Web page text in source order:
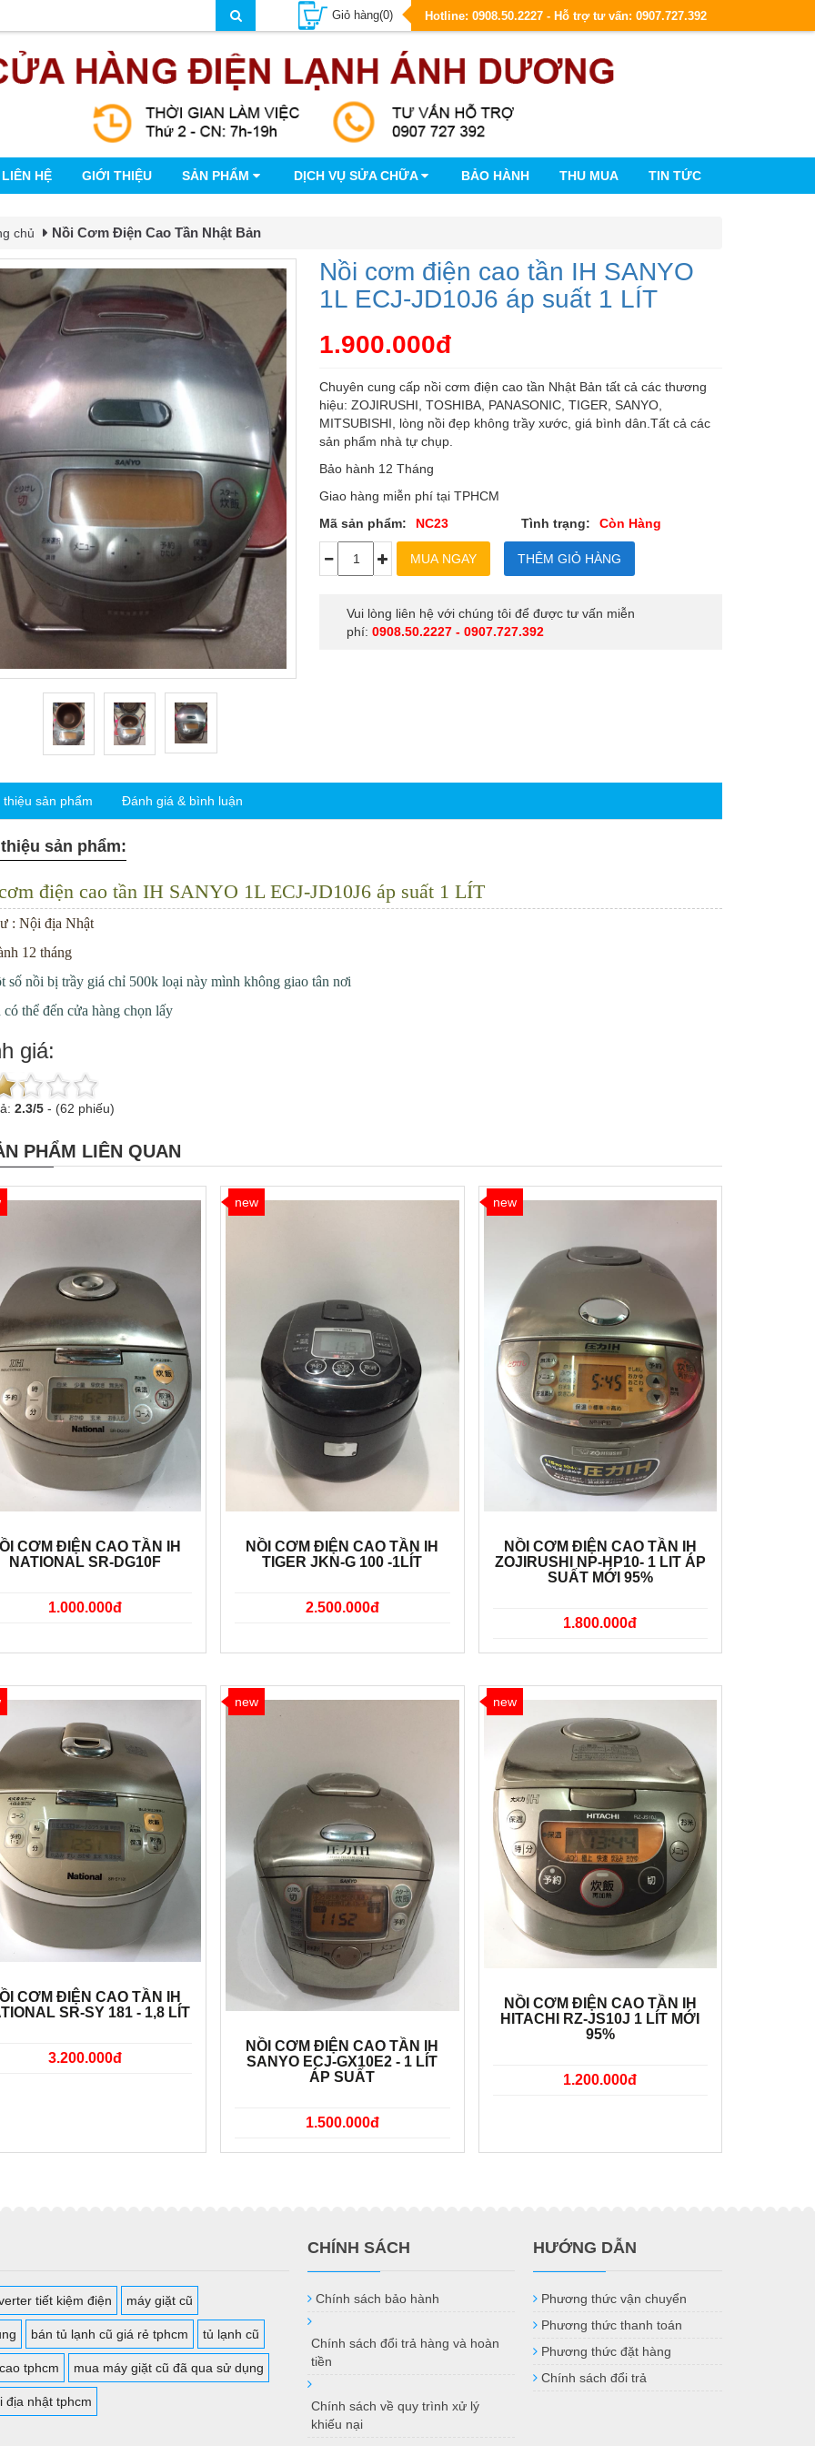
Giỏ hàng(0) Hotline: 0908.50.2227 - Hỗ trợ tư vấn: 0907.727.392
LIÊN HỆ GIỚI THIỆU SẢN PHẨM DỊCH VỤ SỬA CHỮA BẢO HÀNH THU MUA TIN TỨC
chủ Nồi Cơm Điện Cao Tần Nhật Bản
Nồi cơm điện cao tần IH SANYO
1L ECJ-JD10J6 áp suất 1 LÍT
1.900.000đ
Chuyên cung cấp nồi cơm điện cao tần Nhật Bản tất cả các thương
hiệu: ZOJIRUSHI, TOSHIBA, PANASONIC, TIGER, SANYO,
MITSUBISHI, lòng nồi đẹp không trầy xước, giá bình dân.Tất cả các
sản phẩm nhà tự chụp.
Bảo hành 12 Tháng
Giao hàng miễn phí tại TPHCM
Mã sản phẩm:
NC23 Tình trạng: Còn Hàng
Vui lòng liên hệ với chúng tôi để được tư vấn miễn
phí:0908.50.2227 - 0907.727.392
thiệu sản phẩm Đánh giá & bình luận
sản phẩm:
điện cao tần IH SANYO 1L ECJ-JD10J6 áp suất 1 LÍT
: Nội địa Nhật
12 tháng
số nồi bị trầy giá chỉ 500k loại này mình không giao tân nơi
thể đến cửa hàng chọn lấy
giá:
2.3/5 - (62 phiếu)
PHẨM LIÊN QUAN
CƠM ĐIỆN CAO TẦN IH
NATIONAL SR-DG10F
1.000.000đ
new
NỒI CƠM ĐIỆN CAO TẦN IH
TIGER JKN-G 100 -1LÍT
2.500.000đ
new
NỒI CƠM ĐIỆN CAO TẦN IH
ZOJIRUSHI NP-HP10- 1 LIT ÁP
SUẤT MỚI 95%
1.800.000đ
CƠM ĐIỆN CAO TẦN IH
SR-SY 181 - 1,8 LÍT
3.200.000đ
new
NỒI CƠM ĐIỆN CAO TẦN IH
SANYO ECJ-GX10E2 - 1 LÍT
ÁP SUẤT
1.500.000đ
new
NỒI CƠM ĐIỆN CAO TẦN IH
HITACHI RZ-JS10J 1 LÍT MỚI
95%
1.200.000đ
tiết kiệm điện máy giặt cũ
bán tủ lạnh cũ giá rẻ tphcm tủ lạnh cũ
tphcm mua máy giặt cũ đã qua sử dụng
địa nhật tphcm
CHÍNH SÁCH
Chính sách bảo hành
Chính sách đổi trả hàng và hoàn
tiền
Chính sách về quy trình xử lý
khiếu nại
HƯỚNG DẪN
Phương thức vận chuyển
Phương thức thanh toán
Phương thức đặt hàng
Chính sách đổi trả